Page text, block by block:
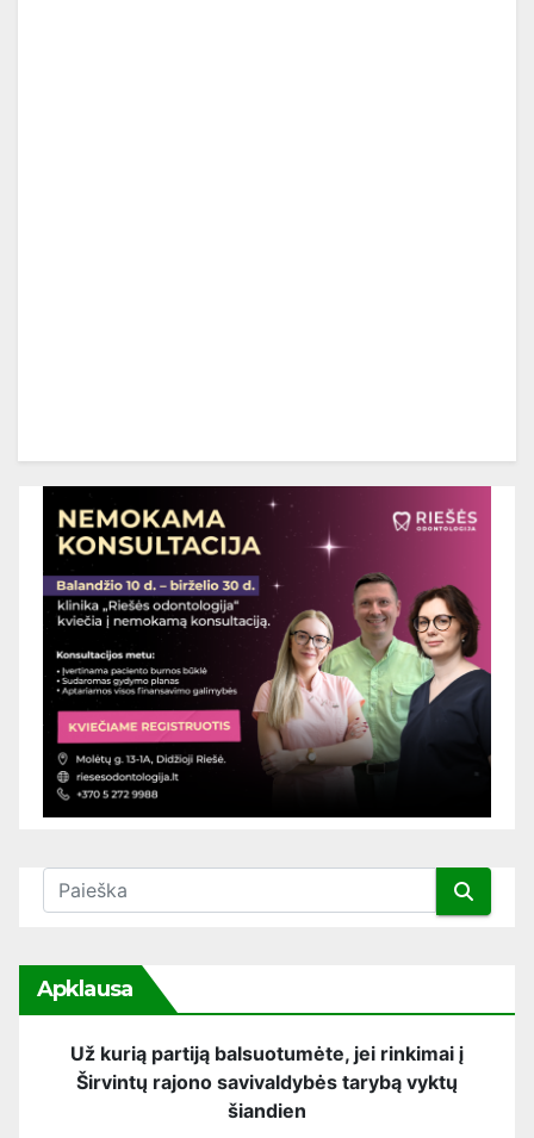
Apklausa
Už kurią partiją balsuotumėte, jei rinkimai į
Širvintų rajono savivaldybės tarybą vyktų
šiandien